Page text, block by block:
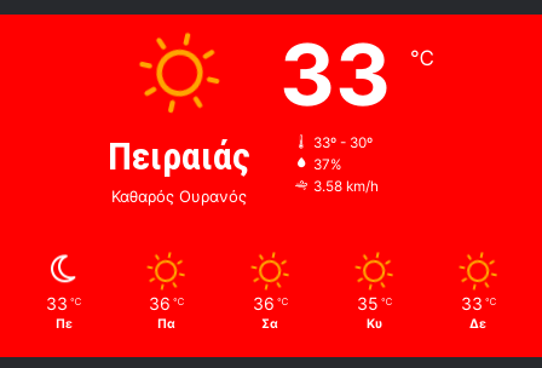
Πειραιάς
Καθαρός Ουρανός
33 ℃
33º - 30º
37%
3.58 km/h
33 ℃
Πε
36 ℃
Πα
36 ℃
Σα
35 ℃
Κυ
33 ℃
Δε